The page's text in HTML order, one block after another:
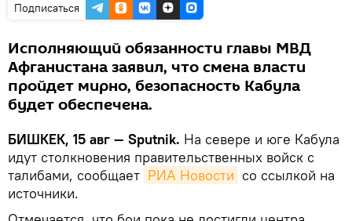
Подписаться
Исполняющий обязанности главы МВД
Афганистана заявил, что смена власти
пройдет мирно, безопасность Кабула
будет обеспечена.
БИШКЕК, 15 авг — Sputnik. На севере и юге Кабула
идут столкновения правительственных войск с
талибами, сообщает РИА Новости со ссылкой на
источники.